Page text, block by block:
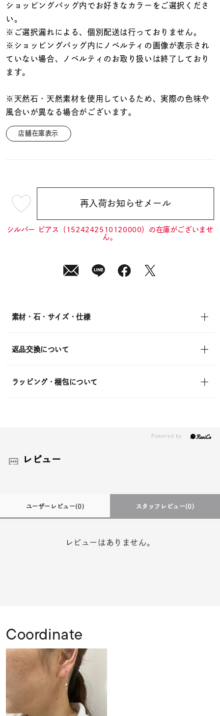
在庫 在庫ありのみ すべて表示
ショッピングバッグ内でお好きなカラーをご選択くださ
い。
※ご選択漏れによる、個別配送は行っておりません。
※ショッピングバッグ内にノベルティの画像が表示され
ていない場合、ノベルティのお取り扱いは終了しており
ます。
※天然石・天然素材を使用しているため、実際の色味や
風合いが異なる場合がございます。
店舗在庫表示
¥17,600 (tax
in)
再入荷お知らせメール
シルバー ピアス（1524242510120000）の在庫がございませ
ん。
素材・石・サイズ・仕様
返品交換について
ラッピング・梱包について
レビュー
ユーザーレビュー(0) スタッフレビュー(0)
レビューはありません。
Coordinate